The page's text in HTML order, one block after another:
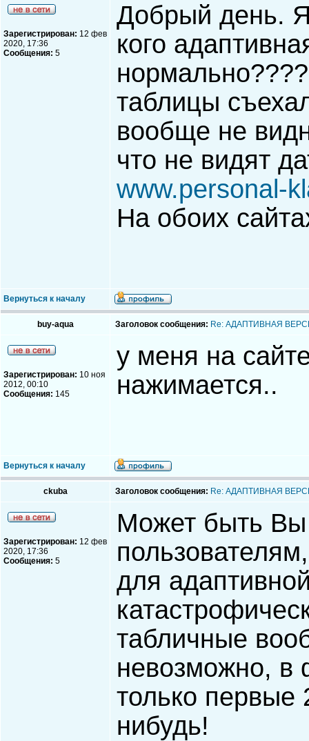
Зарегистрирован: 12 фев
2020, 17:36
Сообщения: 5
Добрый день.
кого
таблицы
вообще не
что не видят
www.personal-
На обоих
Вернуться к началу
buy-aqua Заголовок сообщения: Re: АДАПТИВНАЯ
Зарегистрирован: 10 ноя
2012, 00:10
Сообщения: 145
у меня на
нажимается..
Вернуться к началу
ckuba Заголовок сообщения: Re: АДАПТИВНАЯ
Зарегистрирован: 12 фев
2020, 17:36
Сообщения: 5
Может быть Вы
для
табличные
невозможно, в
только первые
нибудь!